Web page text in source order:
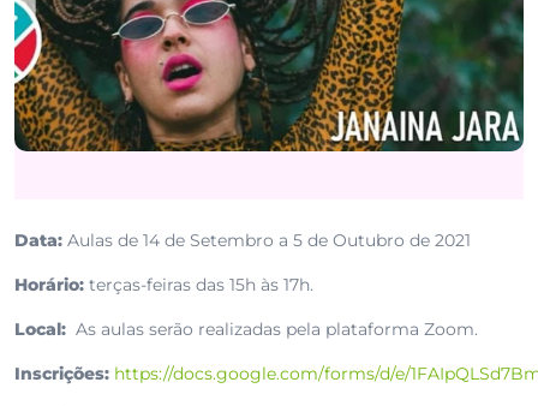
Data: Aulas de 14 de Setembro a 5 de Outubro de 2021
Horário: terças-feiras das 15h às 17h.
Local: As aulas serão realizadas pela plataforma Zoom.
Inscrições: https://docs.google.com/forms/d/e/